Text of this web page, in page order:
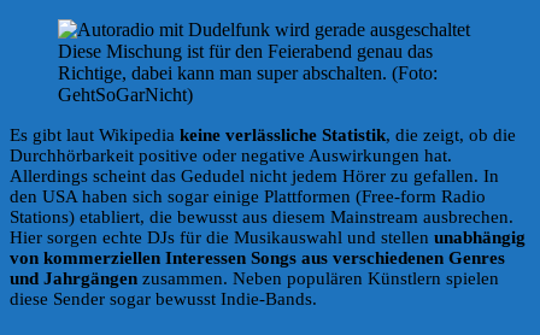
Diese Mischung ist für den Feierabend genau das
Richtige, dabei kann man super abschalten. (Foto:
GehtSoGarNicht)
Es gibt laut Wikipedia keine verlässliche Statistik, die zeigt, ob die
Durchhörbarkeit positive oder negative Auswirkungen hat.
Allerdings scheint das Gedudel nicht jedem Hörer zu gefallen. In
den USA haben sich sogar einige Plattformen (Free-form Radio
Stations) etabliert, die bewusst aus diesem Mainstream ausbrechen.
Hier sorgen echte DJs für die Musikauswahl und stellen unabhängig
von kommerziellen Interessen Songs aus verschiedenen Genres
und Jahrgängen zusammen. Neben populären Künstlern spielen
diese Sender sogar bewusst Indie-Bands.